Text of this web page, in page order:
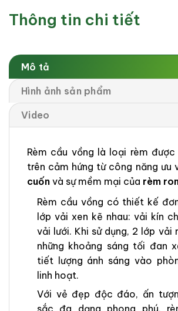
Thông tin chi tiết
Mô tả
Hình ảnh sản phẩm
Video
Rèm cầu vồng là loại rèm
trên cảm hứng từ công năng ưu
cuốn và sự mềm mại của rèm
Rèm cầu vồng có thiết kế
lớp vải xen kẽ nhau: vải kín
vải lưới. Khi sử dụng, 2 lớp vải
những khoảng sáng tối đan
tiết lượng ánh sáng vào
linh hoạt.
Với vẻ đẹp độc đáo, ấn